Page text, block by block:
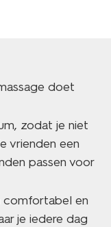
doet
zodat je niet
vrienden een
passen voor
comfortabel en
je iedere dag